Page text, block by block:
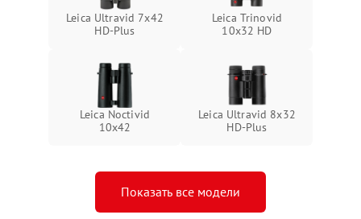
Leica Ultravid 7x42
HD-Plus
Leica Trinovid
10x32 HD
Leica Noctivid
10x42
Leica Ultravid 8x32
HD-Plus
Показать все модели